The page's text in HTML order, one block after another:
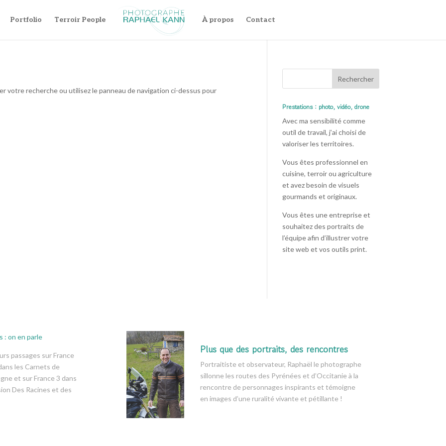
Portfolio Terroir People À propos Contact
votre recherche ou utilisez le panneau de navigation ci-dessus pour
Prestations : photo, vidéo, drone
Avec ma sensibilité comme
outil de travail, j’ai choisi de
valoriser les territoires.
Vous êtes professionnel en
cuisine, terroir ou agriculture
et avez besoin de visuels
gourmands et originaux.
Vous êtes une entreprise et
souhaitez des portraits de
l’équipe afin d’illustrer votre
site web et vos outils print.
: on en parle
passages sur France
les Carnets de
et sur France 3 dans
Des Racines et des
Plus que des portraits, des rencontres
Portraitiste et observateur, Raphaël le photographe
sillonne les routes des Pyrénées et d’Occitanie à la
rencontre de personnages inspirants et témoigne
en images d’une ruralité vivante et pétillante !